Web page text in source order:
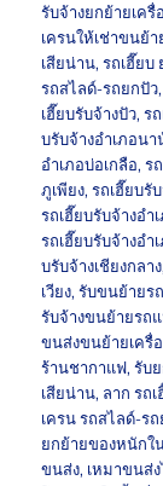
รับจ้างยกย้ายเค
เครนให้เช่าขนย้
เสียน่าน,รถเฮี๊ยบ
รถสไลด์-รถยกปัว
เฮี๊ยบรับจ้างปัว,ร
บรับจ้างอำเภอนา
อำเภอบ่อเกลือ,ร
ภูเพียง,รถเฮี๊ยบรั
รถเฮี๊ยบรับจ้างอำ
รถเฮี๊ยบรับจ้างอำ
บรับจ้างเชียงกลาง
เวียง,รับขนย้ายร
รับจ้างขนย้ายรถ
ขนส่งขนย้ายเครื่
ร้านชากาแฟ,รับ
เสียน่าน, ลาก รถ
เครน รถสไลด์-ร
ยกย้ายของหนักใ
ขนส่ง, เหมาขนส่